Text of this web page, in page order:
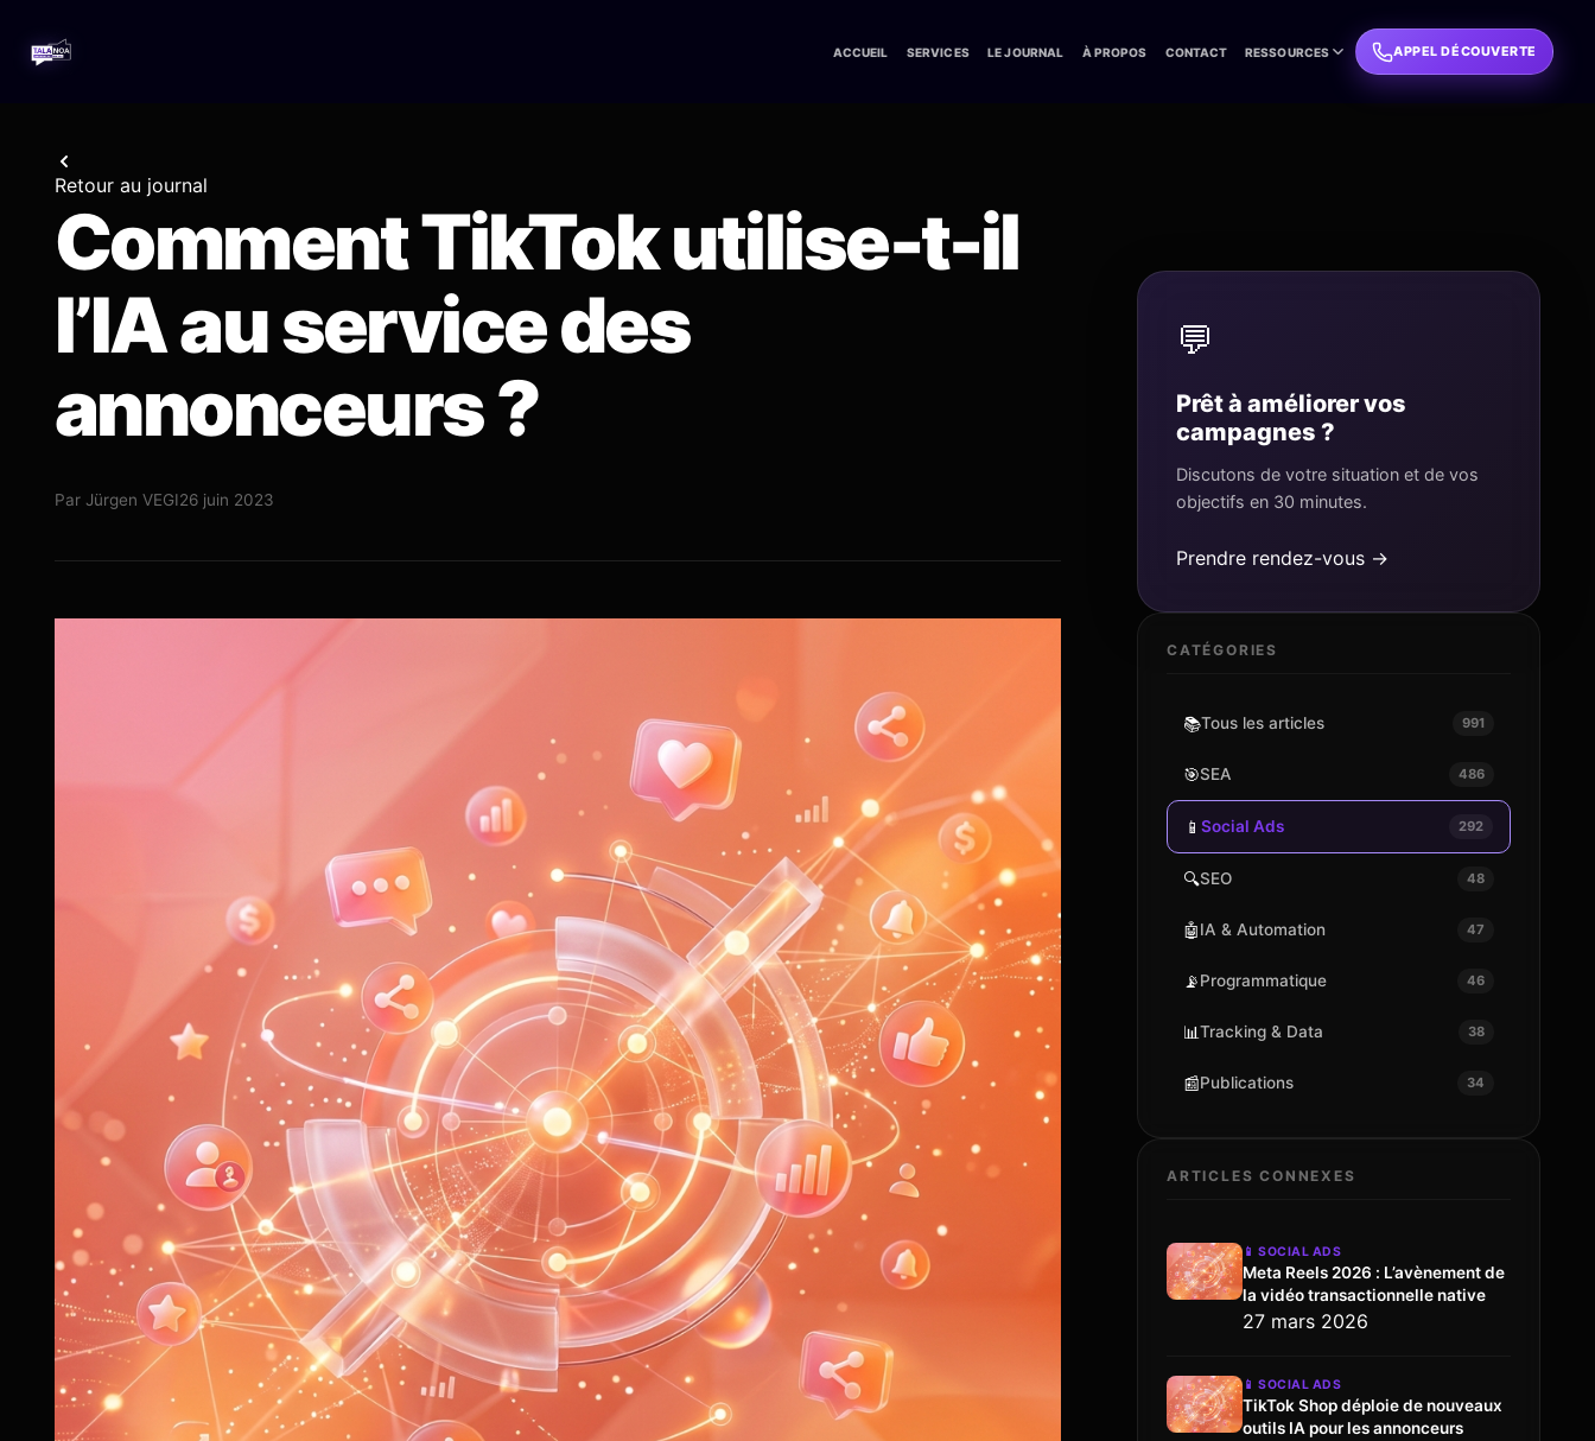
ACCUEIL SERVICES LE JOURNAL À PROPOS CONTACT RESSOURCES APPEL DÉCOUVERTE
Retour au journal
Comment TikTok utilise-t-il
l’IA au service des
annonceurs ?
Par Jürgen VEGI26 juin 2023
💬
Prêt à améliorer vos
campagnes ?
Discutons de votre situation et de vos
objectifs en 30 minutes.
Prendre rendez-vous →
CATÉGORIES
📚Tous les articles 991
🎯SEA 486
📱 Social Ads 292
🔍SEO 48
🤖IA & Automation 47
📡Programmatique 46
📊Tracking & Data 38
📰Publications 34
ARTICLES CONNEXES
📱 SOCIAL ADS
Meta Reels 2026 : L’avènement de
la vidéo transactionnelle native
27 mars 2026
📱 SOCIAL ADS
TikTok Shop déploie de nouveaux
outils IA pour les annonceurs